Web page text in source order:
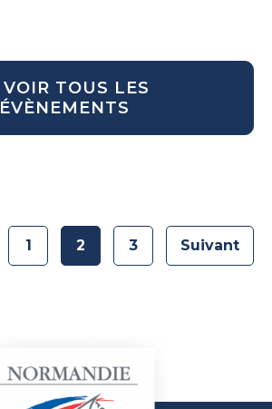
VOIR TOUS LES
ÉVÈNEMENTS
1 2 3 Suivant